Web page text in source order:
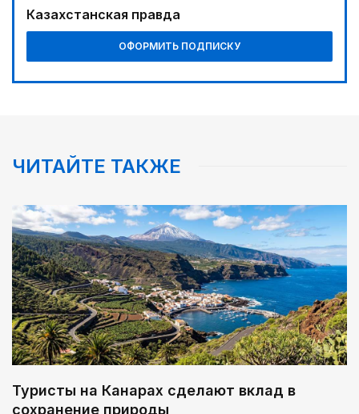
Казахстанская правда
ОФОРМИТЬ ПОДПИСКУ
ЧИТАЙТЕ ТАКЖЕ
Туристы на Канарах сделают вклад в
сохранение природы